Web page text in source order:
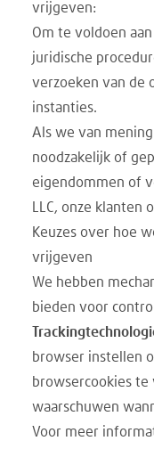
vrijgeven:
Om te voldoen
juridische
verzoeken van de
instanties.
Als we van
noodzakelijk of
eigendommen of
LLC, onze
Keuzes over hoe
vrijgeven
We hebben
bieden voor
browser instellen
browsercookies
waarschuwen
Voor meer